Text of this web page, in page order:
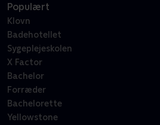
Populært
Klovn
Badehotellet
Sygeplejeskolen
X Factor
Bachelor
Forræder
Bachelorette
Yellowstone